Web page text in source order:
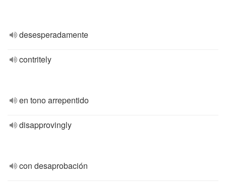
desesperadamente
contritely
en tono arrepentido
disapprovingly
con desaprobación